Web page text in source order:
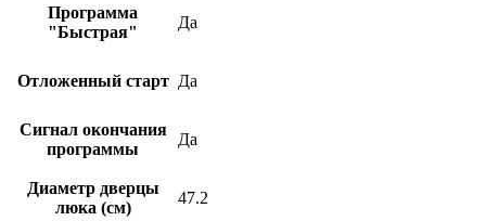
Программа
"Быстрая"
Да
Отложенный старт Да
Сигнал окончания
программы
Да
Диаметр дверцы
люка (см)
47.2